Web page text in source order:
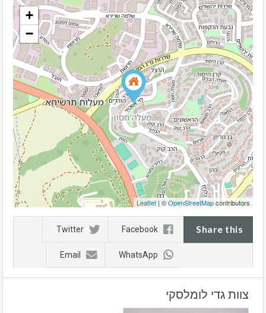
+
−
Leaflet| ©OpenStreetMapcontributors
Share this
Facebook
Twitter
WhatsApp
Email
צוות גדי לומלסקי